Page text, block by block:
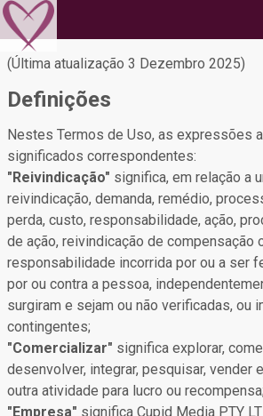
(Última atualização 3 Dezembro 2025)
Definições
Nestes Termos de Uso, as expressões
significados correspondentes:
"Reivindicação" significa, em relação a
reivindicação, demanda, remédio,
perda, custo, responsabilidade, ação,
de ação, reivindicação de compensação
responsabilidade incorrida por ou a ser
por ou contra a pessoa,
surgiram e sejam ou não verificadas, ou
contingentes;
"Comercializar" significa explorar,
desenvolver, integrar, pesquisar, vender
outra atividade para lucro ou recompensa;
"Empresa" significa Cupid Media PTY